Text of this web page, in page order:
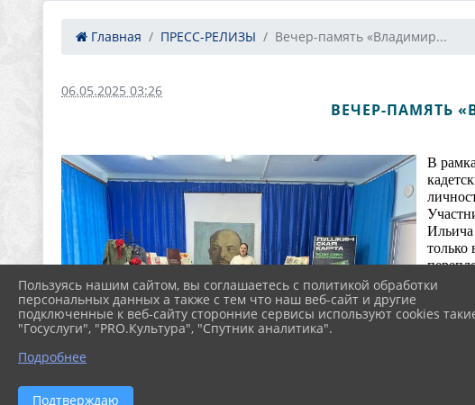
Главная ПРЕСС-РЕЛИЗЫ Вечер-память «Владимир...
06.05.2025 03:26
ВЕЧЕР-ПАМЯТЬ
В
Ильича
только
Среди
В
также
Пользуясь нашим сайтом, вы соглашаетесь с политикой обработки
персональных данных а также с тем что наш веб-сайт и другие
подключенные к веб-сайту сторонние сервисы используют cookies
"Госуслуги", "PRO.Культура", "Спутник аналитика".
Подробнее
Подтверждаю